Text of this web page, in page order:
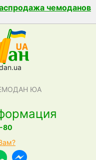
чемоданов
ЮА
80